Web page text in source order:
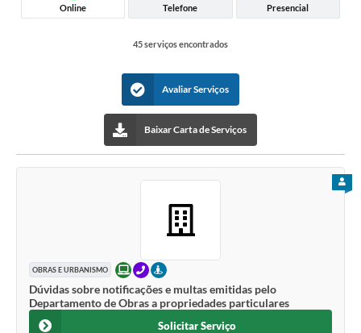
Online Telefone Presencial
45 serviços encontrados
Avaliar Serviços
Baixar Carta de Serviços
OBRAS E URBANISMO ONLINETELEFONEPRESENCIAL
Dúvidas sobre notificações e multas emitidas pelo
Departamento de Obras a propriedades particulares
Solicitar Serviço